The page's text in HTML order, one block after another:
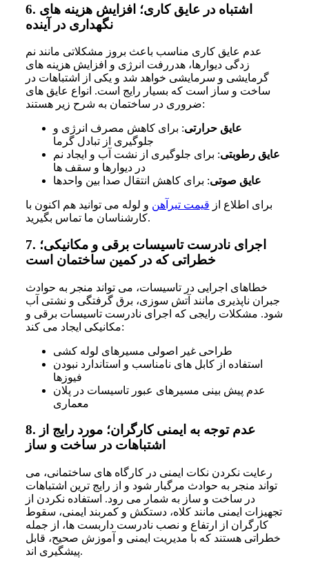
6. اشتباه در عایق کاری؛ افزایش هزینه های
نگهداری در آینده
عدم عایق کاری مناسب باعث بروز مشکلاتی مانند نم
زدگی دیوارها، هدررفت انرژی و افزایش هزینه های
گرمایشی و سرمایشی خواهد شد و یکی از اشتباهات در
ساخت و ساز است که بسیار رایج است. انواع عایق های
ضروری در ساختمان به شرح زیر هستند:
عایق حرارتی: برای کاهش مصرف انرژی و
جلوگیری از تبادل گرما
عایق رطوبتی: برای جلوگیری از نشت آب و ایجاد نم
در دیوارها و سقف ها
عایق صوتی: برای کاهش انتقال صدا بین واحدها
برای اطلاع از قیمت تیرآهن و لوله می توانید هم اکنون با
کارشناسان ما تماس بگیرید.
7. اجرای نادرست تاسیسات برقی و مکانیکی؛
خطراتی که در کمین ساختمان است
خطاهای اجرایی در تاسیسات، می تواند منجر به حوادث
جبران ناپذیری مانند آتش سوزی، برق گرفتگی و نشتی آب
شود. مشکلات رایجی که اجرای نادرست تاسیسات برقی و
مکانیکی ایجاد می کند:
طراحی غیر اصولی مسیرهای لوله کشی
استفاده از کابل های نامناسب و استاندارد نبودن
فیوزها
عدم پیش بینی مسیرهای عبور تاسیسات در پلان
معماری
8. عدم توجه به ایمنی کارگران؛ مورد رایج از
اشتباهات در ساخت و ساز
رعایت نکردن نکات ایمنی در کارگاه های ساختمانی، می
تواند منجر به حوادث مرگبار شود و از رایج ترین اشتباهات
در ساخت و ساز به شمار می رود. استفاده نکردن از
تجهیزات ایمنی مانند کلاه، دستکش و کمربند ایمنی، سقوط
کارگران از ارتفاع و نصب نادرست داربست ها، از جمله
خطراتی هستند که با مدیریت ایمنی و آموزش صحیح، قابل
پیشگیری اند.